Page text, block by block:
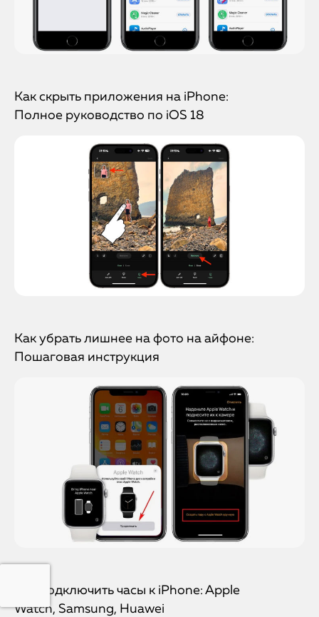
Как скрыть приложения на iPhone:
Полное руководство по iOS 18
Как убрать лишнее на фото на айфоне:
Пошаговая инструкция
Как подключить часы к iPhone: Apple
Watch, Samsung, Huawei